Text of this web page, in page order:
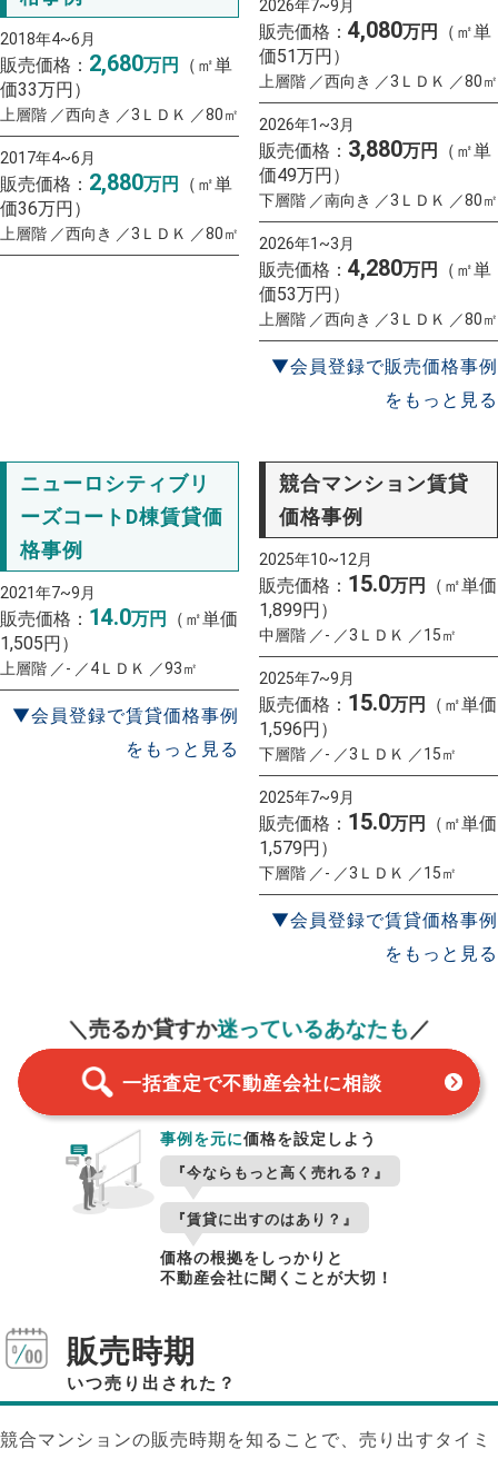
2018年4~6月
販売価格： 2,680万円
（㎡単
価33万円）
上層階 ／西向き ／3ＬＤＫ ／80㎡
2017年4~6月
販売価格： 2,880万円
（㎡単
価36万円）
上層階 ／西向き ／3ＬＤＫ ／80㎡
2026年7~9月
販売価格： 4,080万円
（㎡単
価51万円）
上層階 ／西向き ／3ＬＤＫ ／80㎡
2026年1~3月
販売価格： 3,880万円
（㎡単
価49万円）
下層階 ／南向き ／3ＬＤＫ ／80㎡
2026年1~3月
販売価格： 4,280万円
（㎡単
価53万円）
上層階 ／西向き ／3ＬＤＫ ／80㎡
▼会員登録で販売価格事例
をもっと見る
ニューロシティブリ
ーズコートD棟賃貸価
格事例
2021年7~9月
販売価格： 14.0万円
（㎡単価
1,505円）
上層階 ／- ／4ＬＤＫ ／93㎡
▼会員登録で賃貸価格事例
をもっと見る
競合マンション賃貸
価格事例
2025年10~12月
販売価格： 15.0万円
（㎡単価
1,899円）
中層階 ／- ／3ＬＤＫ ／15㎡
2025年7~9月
販売価格： 15.0万円
（㎡単価
1,596円）
下層階 ／- ／3ＬＤＫ ／15㎡
2025年7~9月
販売価格： 15.0万円
（㎡単価
1,579円）
下層階 ／- ／3ＬＤＫ ／15㎡
▼会員登録で賃貸価格事例
をもっと見る
＼売るか貸すか迷っているあなたも／
一括査定で不動産会社に相談
事例を元に価格を設定しよう
『今ならもっと高く売れる？』
『賃貸に出すのはあり？』
価格の根拠をしっかりと
不動産会社に聞くことが大切！
販売時期
いつ売り出された？
競合マンションの販売時期を知ることで、売り出すタイミ